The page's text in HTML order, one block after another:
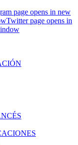
page opens in new
Twitter page opens in